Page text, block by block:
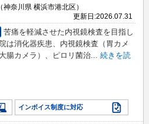
（神奈川県 横浜市港北区）
更新日:2026.07.31
苦痛を軽減させた内視鏡検査を目指し
は消化器疾患、内視鏡検査（胃カメ
腸カメラ）、ピロリ菌治...
続きを読
インボイス制度に対応